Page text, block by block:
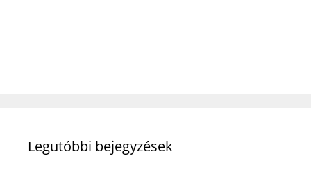
Legutóbbi bejegyzések